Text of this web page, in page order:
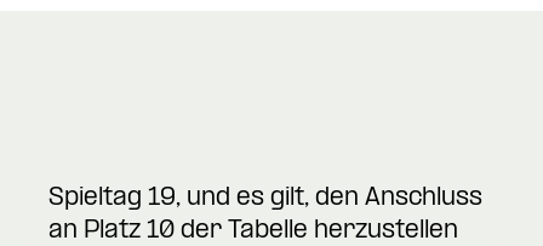
Spieltag 19, und es gilt, den Anschluss
an Platz 10 der Tabelle herzustellen